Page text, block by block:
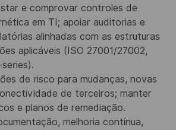
e comprovar controles de
em TI; apoiar auditorias e
alinhadas com as estruturas
aplicáveis (ISO 27001/27002,
de risco para mudanças, novas
de terceiros; manter
e planos de remediação.
melhoria contínua,